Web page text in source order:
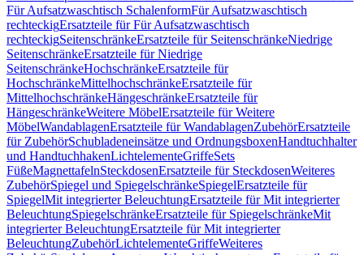
Für Aufsatzwaschtisch SchalenformFür Aufsatzwaschtisch
rechteckigErsatzteile für Für Aufsatzwaschtisch
rechteckigSeitenschränkeErsatzteile für SeitenschränkeNiedrige
SeitenschränkeErsatzteile für Niedrige
SeitenschränkeHochschränkeErsatzteile für
HochschränkeMittelhochschränkeErsatzteile für
MittelhochschränkeHängeschränkeErsatzteile für
HängeschränkeWeitere MöbelErsatzteile für Weitere
MöbelWandablagenErsatzteile für WandablagenZubehörErsatzteile
für ZubehörSchubladeneinsätze und OrdnungsboxenHandtuchhalter
und HandtuchhakenLichtelementeGriffeSets
FüßeMagnettafelnSteckdosenErsatzteile für SteckdosenWeiteres
ZubehörSpiegel und SpiegelschränkeSpiegelErsatzteile für
SpiegelMit integrierter BeleuchtungErsatzteile für Mit integrierter
BeleuchtungSpiegelschränkeErsatzteile für SpiegelschränkeMit
integrierter BeleuchtungErsatzteile für Mit integrierter
BeleuchtungZubehörLichtelementeGriffeWeiteres